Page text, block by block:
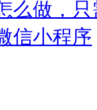
么做，
信小程序